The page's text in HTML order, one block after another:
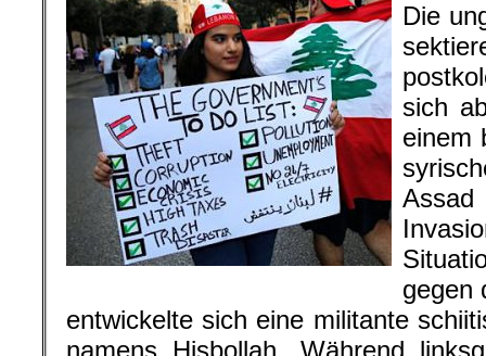
Die
sich
einem
gegen
entwickelte sich eine militante
namens Hisbollah. Während